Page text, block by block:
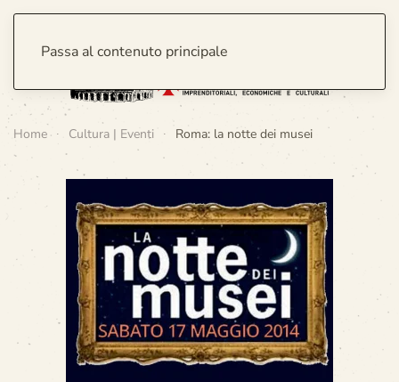
Passa al contenuto principale
Home Cultura | Eventi Roma: la notte dei musei